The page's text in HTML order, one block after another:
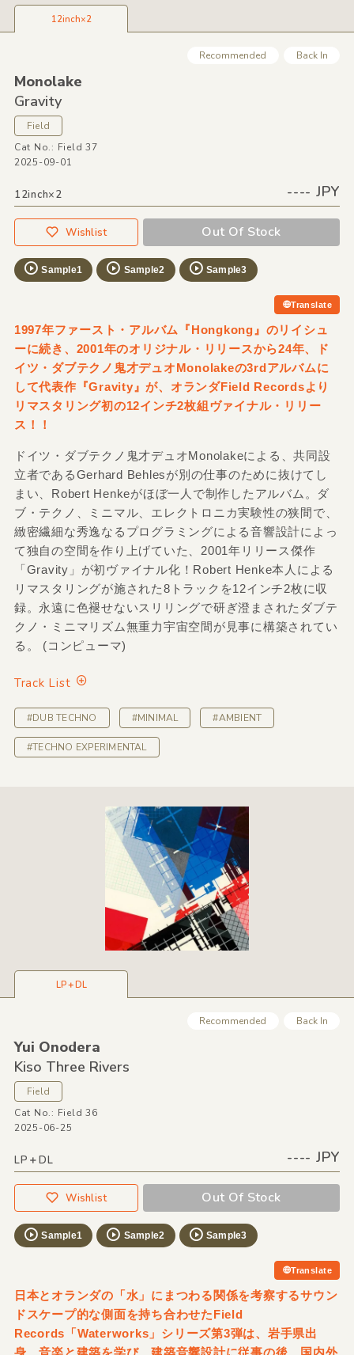
12inch×2
Recommended Back In
Monolake
Gravity
Field
Cat No.: Field 37
2025-09-01
12inch×2 ---- JPY
Wishlist Out Of Stock
Sample1 Sample2 Sample3
Translate
1997年ファースト・アルバム『Hongkong』のリイシュ
ーに続き、2001年のオリジナル・リリースから24年、ド
イツ・ダブテクノ鬼才デュオMonolakeの3rdアルバムに
して代表作『Gravity』が、オランダField Recordsより
リマスタリング初の12インチ2枚組ヴァイナル・リリー
ス！！
ドイツ・ダブテクノ鬼才デュオMonolakeによる、共同設
立者であるGerhard Behlesが別の仕事のために抜けてし
まい、Robert Henkeがほぼ一人で制作したアルバム。ダ
ブ・テクノ、ミニマル、エレクトロニカ実験性の狭間で、
緻密繊細な秀逸なるプログラミングによる音響設計によっ
て独自の空間を作り上げていた、2001年リリース傑作
「Gravity」が初ヴァイナル化！Robert Henke本人による
リマスタリングが施された8トラックを12インチ2枚に収
録。永遠に色褪せないスリリングで研ぎ澄まされたダブテ
クノ・ミニマリズム無重力宇宙空間が見事に構築されてい
る。 (コンピューマ)
Track List
#DUB TECHNO #MINIMAL #AMBIENT
#TECHNO EXPERIMENTAL
LP＋DL
Recommended Back In
Yui Onodera
Kiso Three Rivers
Field
Cat No.: Field 36
2025-06-25
LP＋DL ---- JPY
Wishlist Out Of Stock
Sample1 Sample2 Sample3
Translate
日本とオランダの「水」にまつわる関係を考察するサウン
ドスケープ的な側面を持ち合わせたField
Records「Waterworks」シリーズ第3弾は、岩手県出
身、音楽と建築を学び、建築音響設計に従事の後、国内外